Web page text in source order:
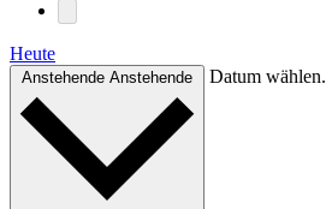
Heute
Anstehende Anstehende Datum wählen.